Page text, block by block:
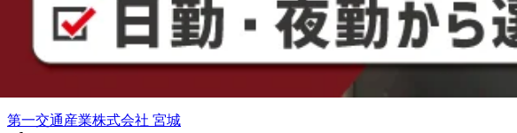
気になる 詳しく見る
《配車アプリでラクラク集客♪》 ＼手数料負担
なたでも活躍できる環境です☆｜宮城県仙台市宮城
第一交通産業株式会社 宮城